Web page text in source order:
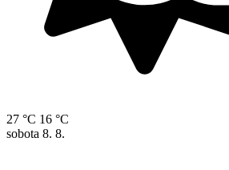
27 °C 16 °C
sobota 8. 8.